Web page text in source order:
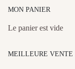
MON PANIER
Le panier est vide
MEILLEURE VENTE